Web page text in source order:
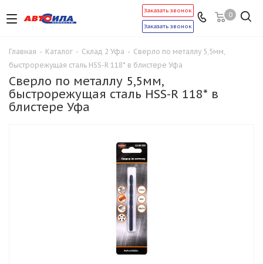
0
Заказать звонок
Заказать звонок
Главная - Каталог - Склад 2 Уфа - Сверло по металлу 5,5мм,
быстрорежущая сталь HSS-R 118* в блистере Уфа
Сверло по металлу 5,5мм,
быстрорежущая сталь HSS-R 118* в
блистере Уфа